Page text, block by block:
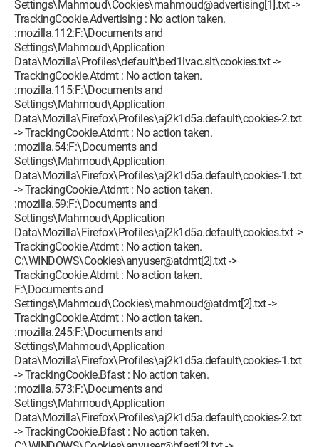
Settings\Mahmoud\Cookies\mahmoud@advertising[1].txt ->
TrackingCookie.Advertising : No action taken.
:mozilla.112:F:\Documents and
Settings\Mahmoud\Application
Data\Mozilla\Profiles\default\bed1lvac.slt\cookies.txt ->
TrackingCookie.Atdmt : No action taken.
:mozilla.115:F:\Documents and
Settings\Mahmoud\Application
Data\Mozilla\Firefox\Profiles\aj2k1d5a.default\cookies-2.txt
-> TrackingCookie.Atdmt : No action taken.
:mozilla.54:F:\Documents and
Settings\Mahmoud\Application
Data\Mozilla\Firefox\Profiles\aj2k1d5a.default\cookies-1.txt
-> TrackingCookie.Atdmt : No action taken.
:mozilla.59:F:\Documents and
Settings\Mahmoud\Application
Data\Mozilla\Firefox\Profiles\aj2k1d5a.default\cookies.txt ->
TrackingCookie.Atdmt : No action taken.
C:\WINDOWS\Cookies\anyuser@atdmt[2].txt ->
TrackingCookie.Atdmt : No action taken.
F:\Documents and
Settings\Mahmoud\Cookies\mahmoud@atdmt[2].txt ->
TrackingCookie.Atdmt : No action taken.
:mozilla.245:F:\Documents and
Settings\Mahmoud\Application
Data\Mozilla\Firefox\Profiles\aj2k1d5a.default\cookies-1.txt
-> TrackingCookie.Bfast : No action taken.
:mozilla.573:F:\Documents and
Settings\Mahmoud\Application
Data\Mozilla\Firefox\Profiles\aj2k1d5a.default\cookies-2.txt
-> TrackingCookie.Bfast : No action taken.